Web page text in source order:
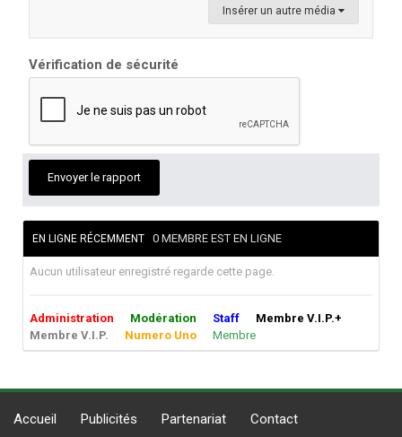
Insérer un autre média
Vérification de sécurité
Envoyer le rapport
EN LIGNE RÉCEMMENT 0 MEMBRE EST EN LIGNE
Aucun utilisateur enregistré regarde cette page.
Administration Modération Staff
Membre V.I.P.+
Membre V.I.P.
Numero Uno Membre
Accueil Publicités Partenariat Contact